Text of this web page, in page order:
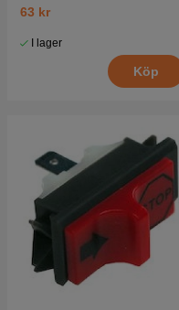
63 kr
I lager
Köp